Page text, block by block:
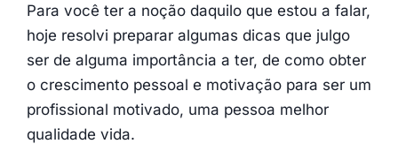
Para você ter a noção daquilo que estou a falar,
hoje resolvi preparar algumas dicas que julgo
ser de alguma importância a ter, de como obter
o crescimento pessoal e motivação para ser um
profissional motivado, uma pessoa melhor
qualidade vida.